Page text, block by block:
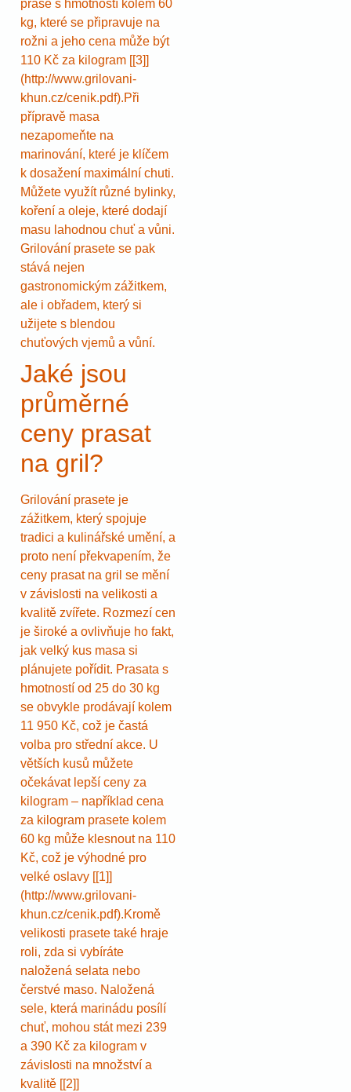
prase s hmotností kolem 60
kg, které se připravuje na
rožni a jeho cena může být
110 Kč za kilogram [[3]]
(http://www.grilovani-
khun.cz/cenik.pdf).Při
přípravě masa
nezapomeňte na
marinování, které je klíčem
k dosažení maximální chuti.
Můžete využít různé bylinky,
koření a oleje, které dodají
masu lahodnou chuť a vůni.
Grilování prasete se pak
stává nejen
gastronomickým zážitkem,
ale i obřadem, který si
užijete s blendou
chuťových vjemů a vůní.
Jaké jsou
průměrné
ceny prasat
na gril?
Grilování prasete je
zážitkem, který spojuje
tradici a kulinářské umění, a
proto není překvapením, že
ceny prasat na gril se mění
v závislosti na velikosti a
kvalitě zvířete. Rozmezí cen
je široké a ovlivňuje ho fakt,
jak velký kus masa si
plánujete pořídit. Prasata s
hmotností od 25 do 30 kg
se obvykle prodávají kolem
11 950 Kč, což je častá
volba pro střední akce. U
větších kusů můžete
očekávat lepší ceny za
kilogram – například cena
za kilogram prasete kolem
60 kg může klesnout na 110
Kč, což je výhodné pro
velké oslavy [[1]]
(http://www.grilovani-
khun.cz/cenik.pdf).Kromě
velikosti prasete také hraje
roli, zda si vybíráte
naložená selata nebo
čerstvé maso. Naložená
sele, která marinádu posílí
chuť, mohou stát mezi 239
a 390 Kč za kilogram v
závislosti na množství a
kvalitě [[2]]